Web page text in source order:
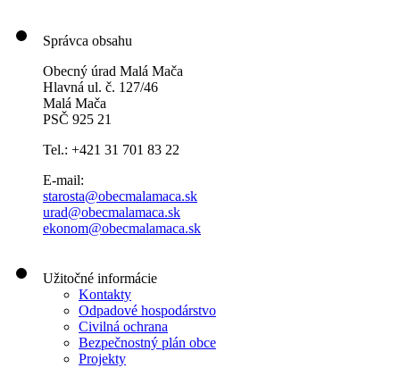
Správca obsahu
Obecný úrad Malá Mača
Hlavná ul. č. 127/46
Malá Mača
PSČ 925 21
Tel.: +421 31 701 83 22
E-mail:
starosta@obecmalamaca.sk
urad@obecmalamaca.sk
ekonom@obecmalamaca.sk
Užitočné informácie
Kontakty
Odpadové hospodárstvo
Civilná ochrana
Bezpečnostný plán obce
Projekty